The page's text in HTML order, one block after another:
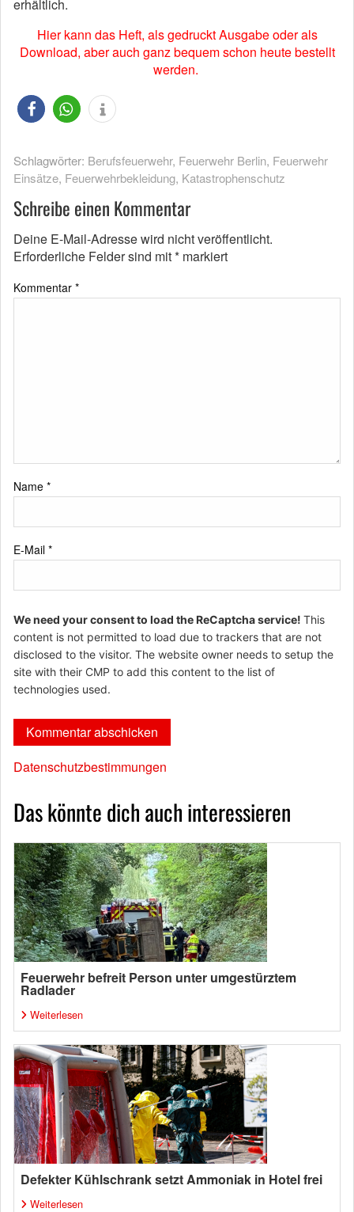
erhältlich.
Hier kann das Heft, als gedruckt Ausgabe oder als
Download, aber auch ganz bequem schon heute bestellt
werden.
Schlagwörter: Berufsfeuerwehr, Feuerwehr Berlin, Feuerwehr
Einsätze, Feuerwehrbekleidung, Katastrophenschutz
Schreibe einen Kommentar
Deine E-Mail-Adresse wird nicht veröffentlicht.
Erforderliche Felder sind mit* markiert
Kommentar *
Name *
E-Mail *
We need your consent to load the ReCaptcha service! This
content is not permitted to load due to trackers that are not
disclosed to the visitor. The website owner needs to setup the
site with their CMP to add this content to the list of
technologies used.
Datenschutzbestimmungen
Das könnte dich auch interessieren
Feuerwehr befreit Person unter umgestürztem
Radlader
Weiterlesen
Defekter Kühlschrank setzt Ammoniak in Hotel frei
Weiterlesen